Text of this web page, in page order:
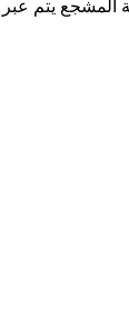
يتم عبر